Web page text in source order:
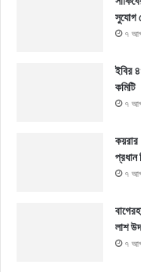
সুযোগ
৭
ইবির
কমিটি
৭
কয়রার
প্রধান
৭
লাশ
৭